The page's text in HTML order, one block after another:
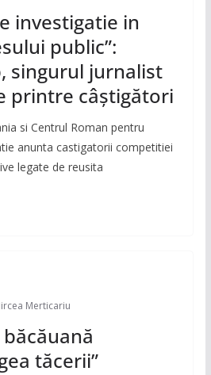
investigatie in
public”:
singurul jurnalist
printre câștigători
si Centrul Roman pentru
anunta castigatorii competitiei
legate de reusita
Merticariu
tăcerii”